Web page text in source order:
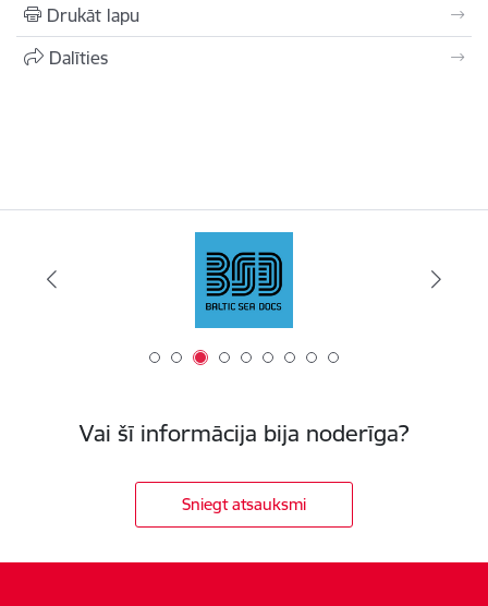
Drukāt lapu
Dalīties
Vai šī informācija bija noderīga?
Sniegt atsauksmi